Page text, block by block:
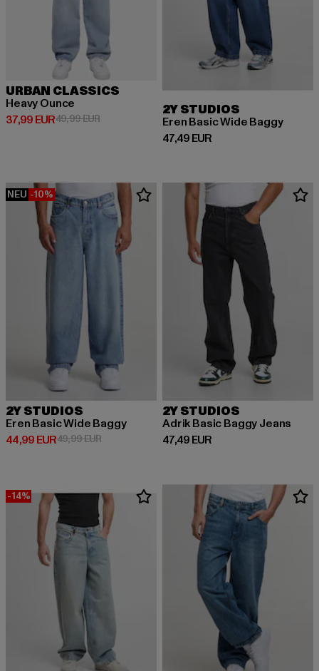
URBAN CLASSICS
Heavy Ounce
37,99 EUR
Derzeitiger Preis: 37,99 EUR
49,99 EURAktionspreis: 49,99 EUR
2Y STUDIOS
Eren Basic Wide Baggy
47,49 EUR
Derzeitiger Preis: 47,49 EUR
NEU -10%
2Y STUDIOS
Eren Basic Wide Baggy
44,99 EUR
Derzeitiger Preis: 44,99 EUR
49,99 EURAktionspreis: 49,99 EUR
2Y STUDIOS
Adrik Basic Baggy Jeans
47,49 EUR
Derzeitiger Preis: 47,49 EUR
-14%